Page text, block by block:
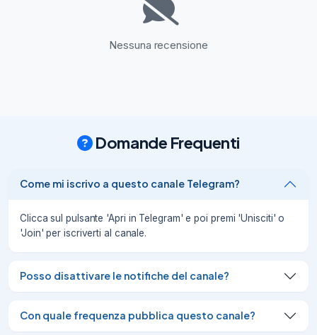
: -20€ su 149€
03/08/26 943
Nuovi codici sconto ManoMano!
🛠️
promozioni attive su tutto il catalogo di
ManoMano
•
Nessuna recensione
Domande Frequenti
Come mi iscrivo a questo canale Telegram?
Clicca sul pulsante 'Apri in Telegram' e poi premi 'Unisciti' o
'Join' per iscriverti al canale.
Posso disattivare le notifiche del canale?
Con quale frequenza pubblica questo canale?